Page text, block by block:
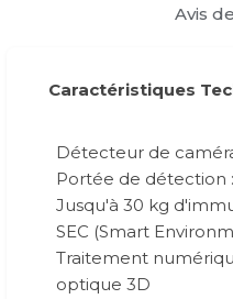
Avis
Caractéristiques
Détecteur de
Portée de détection :
Jusqu'à 30 kg
SEC (Smart
Traitement
optique 3D